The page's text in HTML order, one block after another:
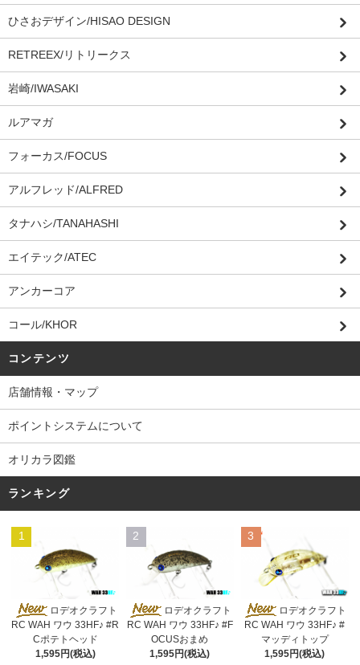
ひさおデザイン/HISAO DESIGN
RETREEX/リトリークス
岩崎/IWASAKI
ルアマガ
フォーカス/FOCUS
アルフレッド/ALFRED
タナハシ/TANAHASHI
エイテック/ATEC
アンカーコア
コール/KHOR
コンテンツ
店舗情報・マップ
ポイントシステムについて
オリカラ図鑑
ランキング
1
ロデオクラフト
RC WAH ワウ 33HF♪ #R
Cポテトヘッド
1,595円(税込)
2
ロデオクラフト
RC WAH ワウ 33HF♪ #F
OCUSおまめ
1,595円(税込)
3
ロデオクラフト
RC WAH ワウ 33HF♪ #
マッディトップ
1,595円(税込)